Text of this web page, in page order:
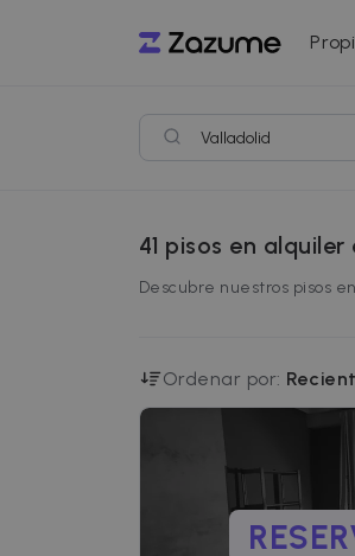
41 pisos en alquiler
Descubre nuestros pisos
Ordenar por: